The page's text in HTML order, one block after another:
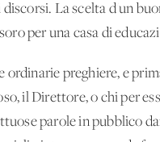
La scelta d'un
per una casa di
ordinarie preghiere, e
il Direttore, o chi per
parole in pubblico